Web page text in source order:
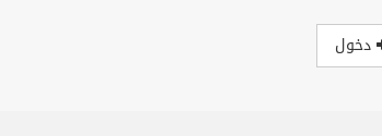
دخول